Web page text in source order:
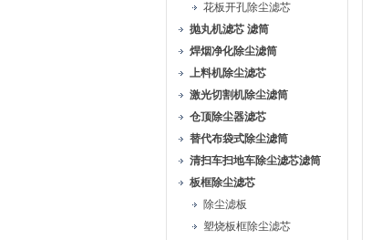
花板开孔除尘滤芯
抛丸机滤芯 滤筒
焊烟净化除尘滤筒
上料机除尘滤芯
激光切割机除尘滤筒
仓顶除尘器滤芯
替代布袋式除尘滤筒
清扫车扫地车除尘滤芯滤筒
板框除尘滤芯
除尘滤板
塑烧板框除尘滤芯